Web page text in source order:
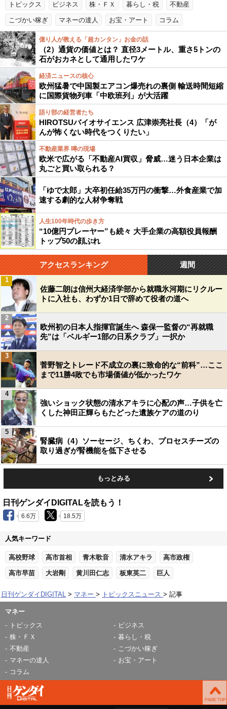
トピックス ビジネス 株・ＦＸ 暮らし・税 不動産
こづかい稼ぎ マネーの達人 お宝・アート コラム
億り人が教える「超カンタン」お金の話
（2）通貨の価値とは？ 直径3メートル、重さ5トンの
石がおカネとして通用したワケ
経済ニュースの核心
欧州猛暑で中国製エアコン爆売れの裏側 輸送時間短縮
に国際貨物列車「中欧班列」が大活躍
語り部の経営者たち
HIROTSUバイオサイエンス 広津崇亮社長（4）「が
んが怖くない時代をつくりたい」
不動産業界 噂の現場
欧米で広がる「不動産AI買収」脅威…迷う日本企業は
丸ごと買い取られる？
「ゆで太郎」大卒初任給35万円の衝撃…外食産業で加
速する劇的な人材争奪戦
人生100年時代の歩き方
“10億円プレーヤー”も続々 大手企業の高額役員報酬
トップ50の顔ぶれ
アクセスランキング 週間
佐藤二朗は信州大経済学部から就職氷河期にリクルー
トに入社も、わずか1日で辞めて役者の道へ
1
欧州初の日本人指揮官誕生へ 森保一監督の“再就職
先”は「ベルギー1部の日系クラブ」一択か
2
菅野智之トレード不成立の裏に致命的な“前科”…ここ
まで11勝4敗でも市場価値が低かったワケ
3
強いショック状態の清水アキラに心配の声…子供を亡
くした神田正輝らもたどった遺族ケアの道のり
4
腎臓病（4）ソーセージ、ちくわ、プロセスチーズの
取り過ぎが腎機能を低下させる
5
もっとみる
日刊ゲンダイDIGITALを読もう！
6.6万 18.5万
人気キーワード
高校野球 高市首相 青木歌音 清水アキラ 高市政権
高市早苗 大岩剛 黄川田仁志 板東英二 巨人
日刊ゲンダイDIGITAL マネー トピックスニュース 記事
マネー
トピックス
ビジネス
株・ＦＸ
暮らし・税
不動産
こづかい稼ぎ
マネーの達人
お宝・アート
コラム